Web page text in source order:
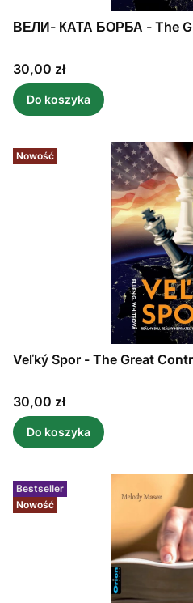
ВЕЛИ- КАТА БОРБА - The
Cena
30,00 zł
Do koszyka
Nowość
Veľký Spor - The Great
Cena
30,00 zł
Do koszyka
Bestseller
Nowość